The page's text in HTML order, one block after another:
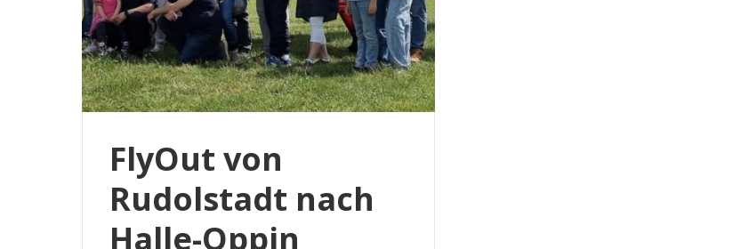
FlyOut von
Rudolstadt nach
Halle-Oppin